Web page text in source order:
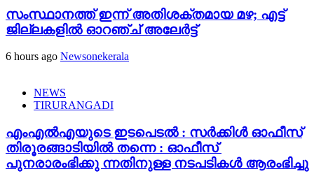
സംസ്ഥാനത്ത് ഇന്ന് അതിശക്തമായ മഴ; എട്ട്
ജില്ലകളിൽ ഓറഞ്ച് അലേര്‍ട്ട്
6 hours ago Newsonekerala
NEWS
TIRURANGADI
എംഎൽഎയുടെ ഇടപെടൽ : സര്‍ക്കിള്‍ ഓഫീസ്
തിരൂരങ്ങാടിയിൽ തന്നെ : ഓഫീസ്
പുനരാരംഭിക്കു ന്നതിനുള്ള നടപടികൾ ആരംഭിച്ചു